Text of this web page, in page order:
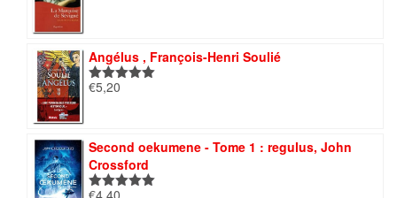
Angélus , François-Henri Soulié
Note5.00
€5,20
Second oekumene - Tome 1 : regulus, John
Crossford